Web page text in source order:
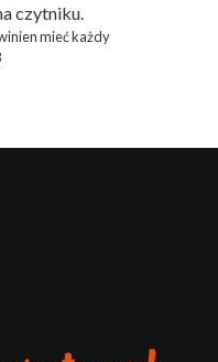
czytniku.
mieć każdy